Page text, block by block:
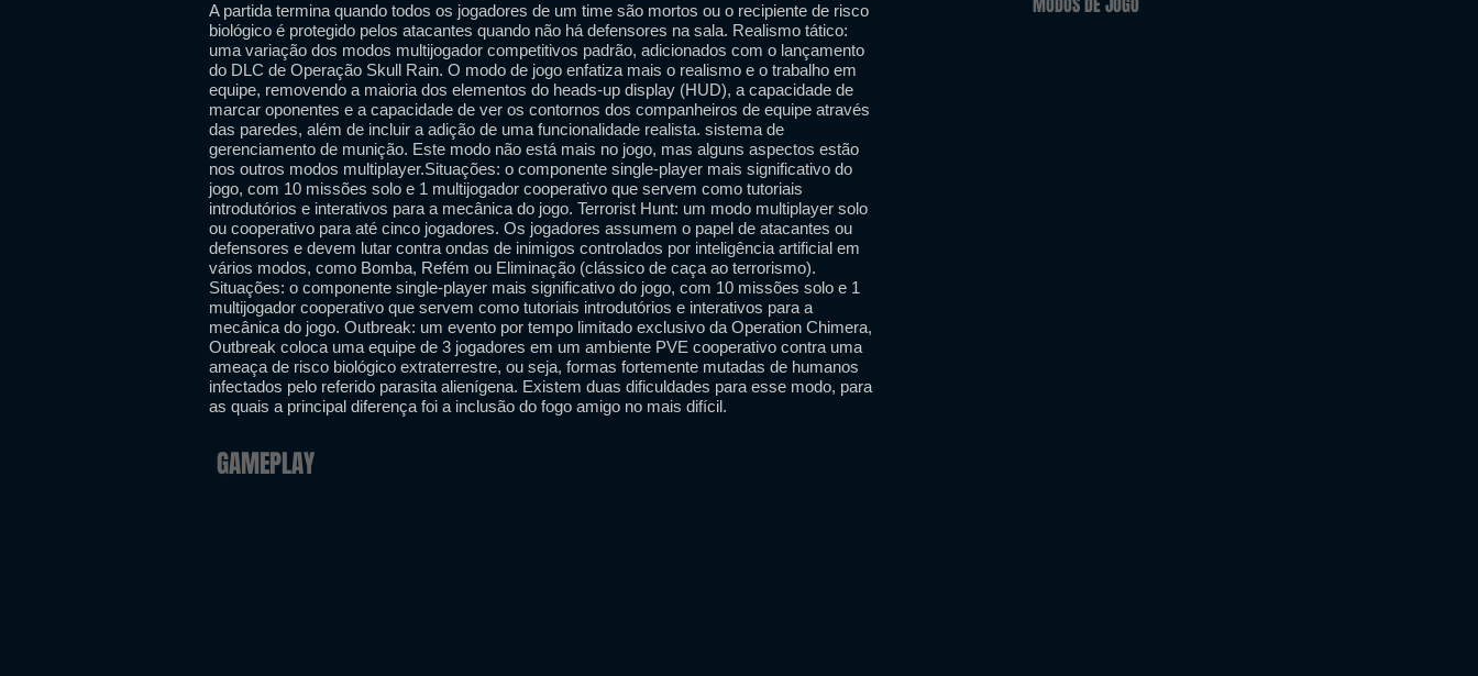
A partida termina quando todos os jogadores de um time são mortos ou o recipiente de risco
biológico é protegido pelos atacantes quando não há defensores na sala. Realismo tático:
uma variação dos modos multijogador competitivos padrão, adicionados com o lançamento
do DLC de Operação Skull Rain. O modo de jogo enfatiza mais o realismo e o trabalho em
equipe, removendo a maioria dos elementos do heads-up display (HUD), a capacidade de
marcar oponentes e a capacidade de ver os contornos dos companheiros de equipe através
das paredes, além de incluir a adição de uma funcionalidade realista. sistema de
gerenciamento de munição. Este modo não está mais no jogo, mas alguns aspectos estão
nos outros modos multiplayer.Situações: o componente single-player mais significativo do
jogo, com 10 missões solo e 1 multijogador cooperativo que servem como tutoriais
introdutórios e interativos para a mecânica do jogo. Terrorist Hunt: um modo multiplayer solo
ou cooperativo para até cinco jogadores. Os jogadores assumem o papel de atacantes ou
defensores e devem lutar contra ondas de inimigos controlados por inteligência artificial em
vários modos, como Bomba, Refém ou Eliminação (clássico de caça ao terrorismo).
Situações: o componente single-player mais significativo do jogo, com 10 missões solo e 1
multijogador cooperativo que servem como tutoriais introdutórios e interativos para a
mecânica do jogo. Outbreak: um evento por tempo limitado exclusivo da Operation Chimera,
Outbreak coloca uma equipe de 3 jogadores em um ambiente PVE cooperativo contra uma
ameaça de risco biológico extraterrestre, ou seja, formas fortemente mutadas de humanos
infectados pelo referido parasita alienígena. Existem duas dificuldades para esse modo, para
as quais a principal diferença foi a inclusão do fogo amigo no mais difícil.
GAMEPLAY